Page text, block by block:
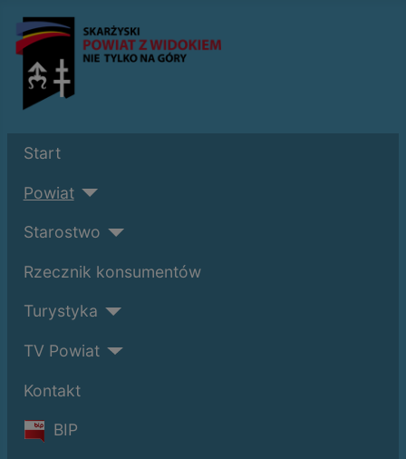
Start
Powiat
Starostwo
Rzecznik konsumentów
Turystyka
TV Powiat
Kontakt
BIP